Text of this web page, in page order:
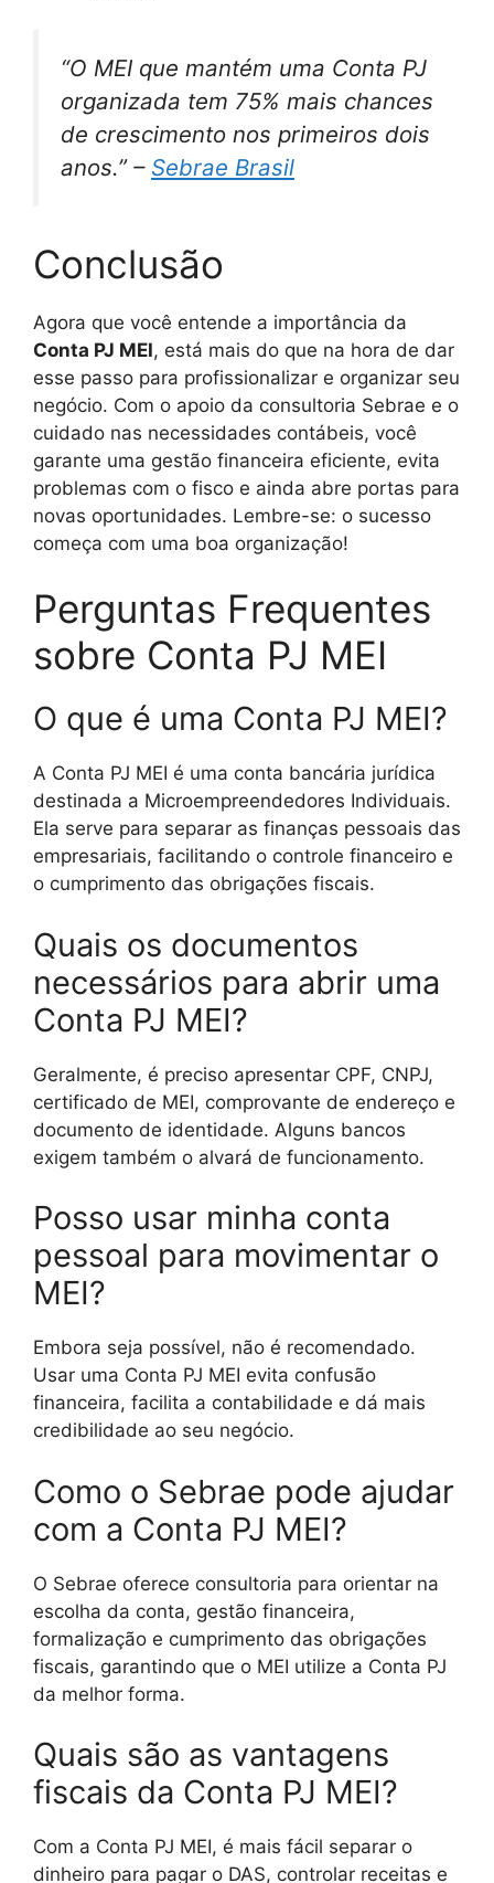
“O MEI que mantém uma Conta PJ
organizada tem 75% mais chances
de crescimento nos primeiros dois
anos.” – Sebrae Brasil
Conclusão
Agora que você entende a importância da
Conta PJ MEI, está mais do que na hora de dar
esse passo para profissionalizar e organizar seu
negócio. Com o apoio da consultoria Sebrae e o
cuidado nas necessidades contábeis, você
garante uma gestão financeira eficiente, evita
problemas com o fisco e ainda abre portas para
novas oportunidades. Lembre-se: o sucesso
começa com uma boa organização!
Perguntas Frequentes
sobre Conta PJ MEI
O que é uma Conta PJ MEI?
A Conta PJ MEI é uma conta bancária jurídica
destinada a Microempreendedores Individuais.
Ela serve para separar as finanças pessoais das
empresariais, facilitando o controle financeiro e
o cumprimento das obrigações fiscais.
Quais os documentos
necessários para abrir uma
Conta PJ MEI?
Geralmente, é preciso apresentar CPF, CNPJ,
certificado de MEI, comprovante de endereço e
documento de identidade. Alguns bancos
exigem também o alvará de funcionamento.
Posso usar minha conta
pessoal para movimentar o
MEI?
Embora seja possível, não é recomendado.
Usar uma Conta PJ MEI evita confusão
financeira, facilita a contabilidade e dá mais
credibilidade ao seu negócio.
Como o Sebrae pode ajudar
com a Conta PJ MEI?
O Sebrae oferece consultoria para orientar na
escolha da conta, gestão financeira,
formalização e cumprimento das obrigações
fiscais, garantindo que o MEI utilize a Conta PJ
da melhor forma.
Quais são as vantagens
fiscais da Conta PJ MEI?
Com a Conta PJ MEI, é mais fácil separar o
dinheiro para pagar o DAS, controlar receitas e